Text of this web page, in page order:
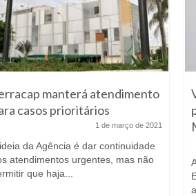
manterá atendimento
casos prioritários
1 de março de 2021
da Agência é dar continuidade
atendimentos urgentes, mas não
que haja...